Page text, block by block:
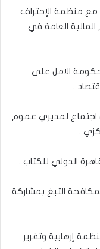
مع منظمة الإحتراف
العامة في
حكومة الامل على
.
اجتماع لمديري عموم
.
التبغ بمشاركة
إرهابية وتقرير